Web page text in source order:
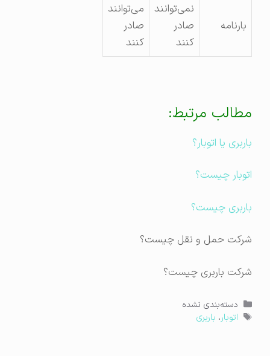
بارنامه
نمی‌توانند
صادر
می‌توانند
صادر
مطالب مرتبط:
باربری یا اتوبار؟
اتوبار چیست؟
باربری چیست؟
شرکت حمل و نقل چیست؟
شرکت باربری چیست؟
دسته‌ها
دسته‌بندی نشده
برچسب‌ها
اتوبار ،باربری